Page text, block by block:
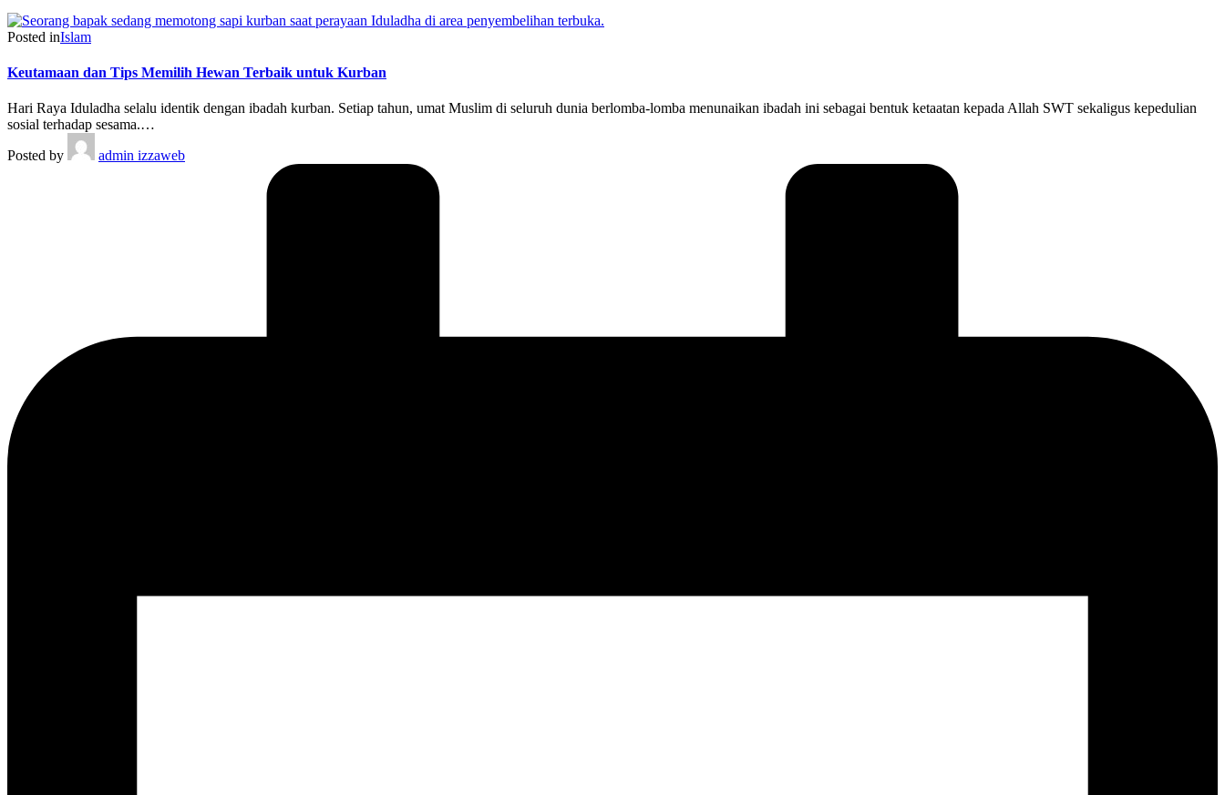
Posted inIslam
Keutamaan dan Tips Memilih Hewan Terbaik untuk Kurban
Hari Raya Iduladha selalu identik dengan ibadah kurban. Setiap tahun, umat Muslim di seluruh dunia berlomba-lomba menunaikan ibadah ini sebagai bentuk ketaatan kepada Allah SWT sekaligus kepedulian
sosial terhadap sesama.…
Posted by
admin izzaweb